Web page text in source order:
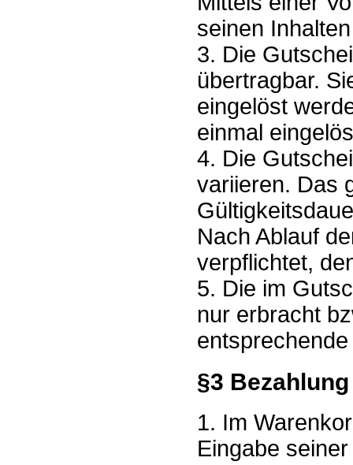
seinen
3. Die
übertragbar.
eingelöst
einmal
4. Die
variieren. Das
Nach Ablauf
verpflichtet,
5. Die im
nur erbracht
§3
1. Im
Eingabe